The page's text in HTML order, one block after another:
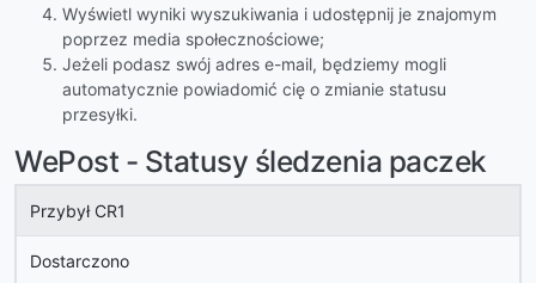
Wyświetl wyniki wyszukiwania i udostępnij je znajomym
poprzez media społecznościowe;
Jeżeli podasz swój adres e-mail, będziemy mogli
automatycznie powiadomić cię o zmianie statusu
przesyłki.
WePost - Statusy śledzenia paczek
Przybył CR1
Dostarczono